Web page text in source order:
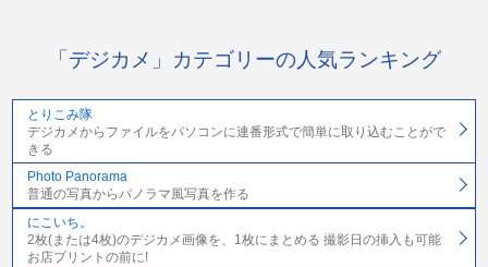
「デジカメ」カテゴリーの人気ランキング
とりこみ隊
デジカメからファイルをパソコンに連番形式で簡単に取り込むことがで
きる
Photo Panorama
普通の写真からパノラマ風写真を作る
にこいち。
2枚(または4枚)のデジカメ画像を、1枚にまとめる 撮影日の挿入も可能
お店プリントの前に!